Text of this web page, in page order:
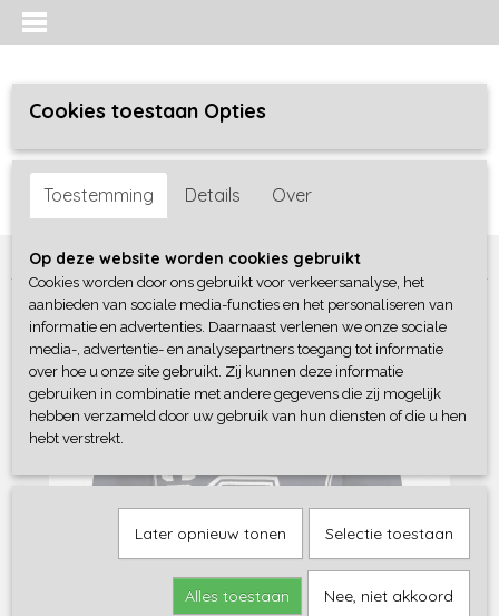
Inloggen Registreren
Home >Jongens baby>shirts / polo's>Blue Seven
Cookies toestaan Opties
Toestemming Details Over
Op deze website worden cookies gebruikt
Cookies worden door ons gebruikt voor verkeersanalyse, het
aanbieden van sociale media-functies en het personaliseren van
informatie en advertenties. Daarnaast verlenen we onze sociale
media-, advertentie- en analysepartners toegang tot informatie
over hoe u onze site gebruikt. Zij kunnen deze informatie
gebruiken in combinatie met andere gegevens die zij mogelijk
hebben verzameld door uw gebruik van hun diensten of die u hen
hebt verstrekt.
Later opnieuw tonen Selectie toestaan
Alles toestaan Nee, niet akkoord